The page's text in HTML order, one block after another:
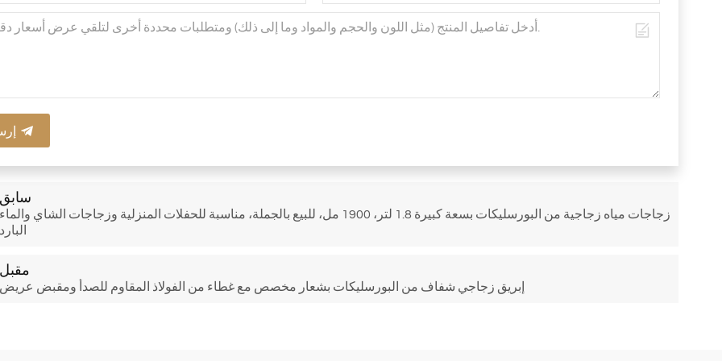
زجاجات مياه زجاجية من البورسليكات بسعة كبيرة 1.8 لتر، 1900 مل، للبيع بالجملة، مناسبة للحفلات المنزلية وزجاجات الشاي
إبريق زجاجي شفاف من البورسليكات بشعار مخصص مع غطاء من الفولاذ المقاوم للصدأ ومقبض